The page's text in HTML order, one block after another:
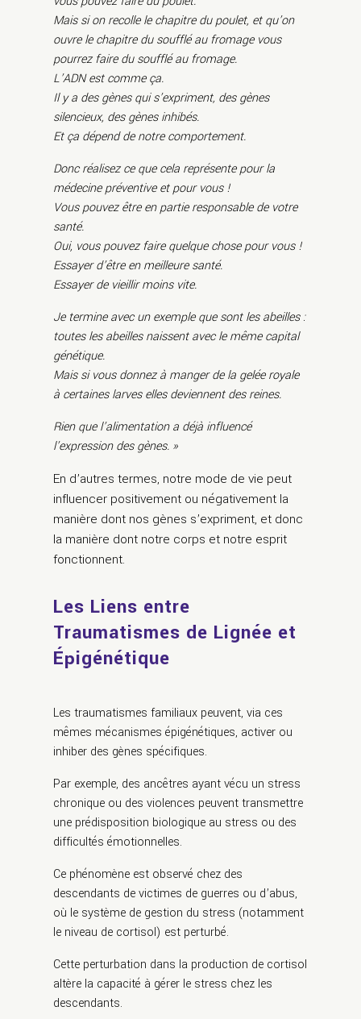
Mais si on recolle le chapitre du poulet, et qu’on
ouvre le chapitre du soufflé au fromage vous
pourrez faire du soufflé au fromage.
L’ADN est comme ça.
Il y a des gènes qui s’expriment, des gènes
silencieux, des gènes inhibés.
Et ça dépend de notre comportement.
Donc réalisez ce que cela représente pour la
médecine préventive et pour vous !
Vous pouvez être en partie responsable de votre
santé.
Oui, vous pouvez faire quelque chose pour vous !
Essayer d’être en meilleure santé.
Essayer de vieillir moins vite.
Je termine avec un exemple que sont les abeilles :
toutes les abeilles naissent avec le même capital
génétique.
Mais si vous donnez à manger de la gelée royale
à certaines larves elles deviennent des reines.
Rien que l’alimentation a déjà influencé
l’expression des gènes. »
En d’autres termes, notre mode de vie peut
influencer positivement ou négativement la
manière dont nos gènes s’expriment, et donc
la manière dont notre corps et notre esprit
fonctionnent.
Les Liens entre
Traumatismes de Lignée et
Épigénétique
Les traumatismes familiaux peuvent, via ces
mêmes mécanismes épigénétiques, activer ou
inhiber des gènes spécifiques.
Par exemple, des ancêtres ayant vécu un stress
chronique ou des violences peuvent transmettre
une prédisposition biologique au stress ou des
difficultés émotionnelles.
Ce phénomène est observé chez des
descendants de victimes de guerres ou d’abus,
où le système de gestion du stress (notamment
le niveau de cortisol) est perturbé.
Cette perturbation dans la production de cortisol
altère la capacité à gérer le stress chez les
descendants.